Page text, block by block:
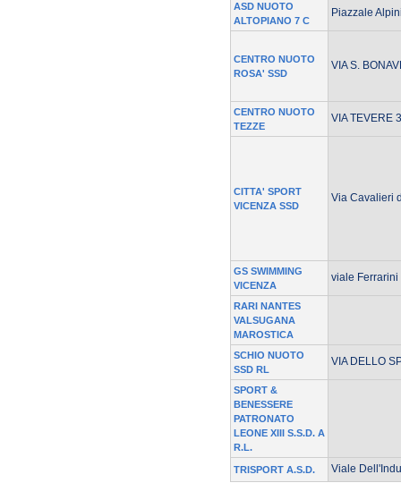
ASD NUOTO
ALTOPIANO 7 C
Piazzale
CENTRO NUOTO
ROSA' SSD
VIA S.
CENTRO NUOTO
TEZZE
VIA TEVERE
CITTA' SPORT
VICENZA SSD
Via Cavalieri
GS SWIMMING
VICENZA
viale Ferrarini
RARI NANTES
VALSUGANA
MAROSTICA
SCHIO NUOTO
SSD RL
VIA DELLO
SPORT &
BENESSERE
PATRONATO
LEONE XIII S.S.D. A
R.L.
TRISPORT A.S.D. Viale